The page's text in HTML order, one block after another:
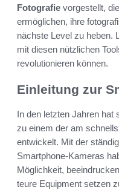
Fotografie vorgestellt,
ermöglichen, ihre
nächste Level zu heben.
mit diesen nützlichen
revolutionieren können.
Einleitung zur
In den letzten Jahren hat
zu einem der am
entwickelt. Mit der
Smartphone-Kameras
Möglichkeit,
teure Equipment setzen